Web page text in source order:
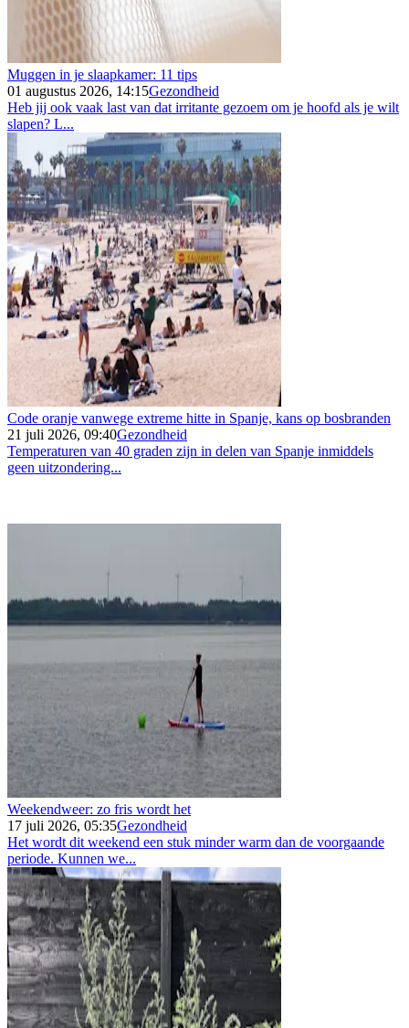
Muggen in je slaapkamer: 11 tips
01 augustus 2026, 14:15Gezondheid
Heb jij ook vaak last van dat irritante gezoem om je hoofd als je wilt
slapen? L...
Code oranje vanwege extreme hitte in Spanje, kans op bosbranden
21 juli 2026, 09:40Gezondheid
Temperaturen van 40 graden zijn in delen van Spanje inmiddels
geen uitzondering...
Weekendweer: zo fris wordt het
17 juli 2026, 05:35Gezondheid
Het wordt dit weekend een stuk minder warm dan de voorgaande
periode. Kunnen we...